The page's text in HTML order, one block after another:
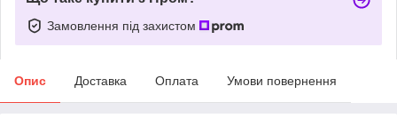
Замовлення під захистом
Опис Доставка Оплата Умови повернення